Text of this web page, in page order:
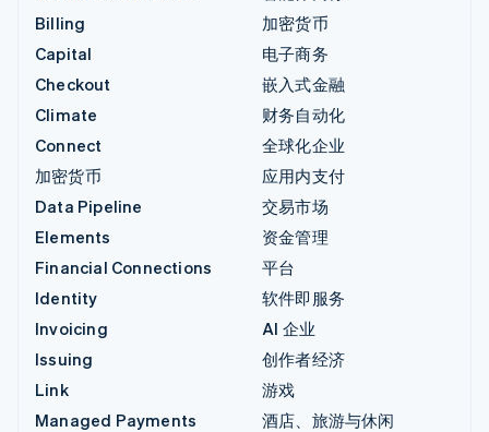
Billing
Capital
Checkout
Climate
Connect
加密货币
Data Pipeline
Elements
Financial Connections
Identity
Invoicing
Issuing
Link
Managed Payments
加密货币
电子商务
嵌入式金融
财务自动化
全球化企业
应用内支付
交易市场
资金管理
平台
软件即服务
AI 企业
创作者经济
游戏
酒店、旅游与休闲